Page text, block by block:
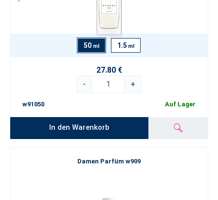
50 ml 1.5 ml
27.80 €
-
+
w91050 Auf Lager
In den Warenkorb
Damen Parfüm w909